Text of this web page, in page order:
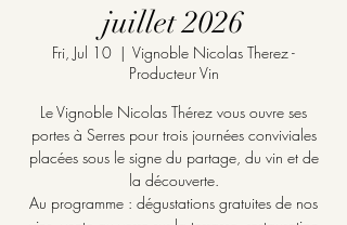
juillet 2026
Fri, Jul 10
  |
Vignoble Nicolas Therez -
Producteur Vin
Le Vignoble Nicolas Thérez vous ouvre ses
portes à Serres pour trois journées conviviales
placées sous le signe du partage, du vin et de
la découverte.
Au programme : dégustations gratuites de nos